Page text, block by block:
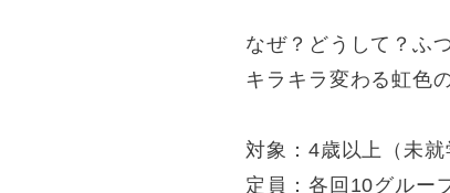
なぜ？どうして？ふ
キラキラ変わる虹色
対象：4歳以上（未就
定員：各回10グルー